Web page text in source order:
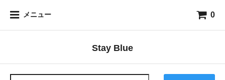
メニュー 0
Stay Blue